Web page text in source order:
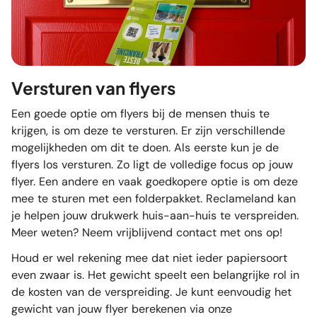
Versturen van flyers
Een goede optie om flyers bij de mensen thuis te
krijgen, is om deze te versturen. Er zijn verschillende
mogelijkheden om dit te doen. Als eerste kun je de
flyers los versturen. Zo ligt de volledige focus op jouw
flyer. Een andere en vaak goedkopere optie is om deze
mee te sturen met een folderpakket. Reclameland kan
je helpen jouw drukwerk huis-aan-huis te verspreiden.
Meer weten? Neem vrijblijvend contact met ons op!
Houd er wel rekening mee dat niet ieder papiersoort
even zwaar is. Het gewicht speelt een belangrijke rol in
de kosten van de verspreiding. Je kunt eenvoudig het
gewicht van jouw flyer berekenen via onze